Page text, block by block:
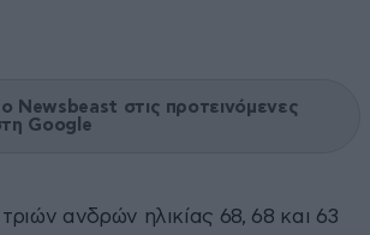
Newsbeast στις προτεινόμενες
Google
τριών ανδρών ηλικίας 68, 68 και 63